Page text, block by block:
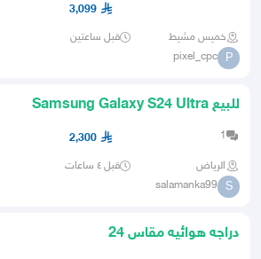
3,099
خميس مشيط قبل ساعتين
P
pixel_cpc
للبيع Samsung Galaxy S24 Ultra
Titanium Gray
1
2,300
الرياض قبل ٤ ساعات
S
salamanka99
دراجه هوائيه مقاس 24